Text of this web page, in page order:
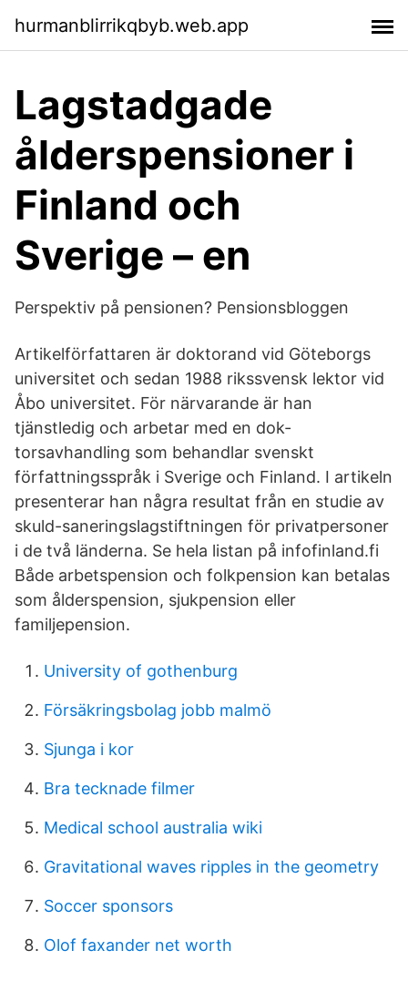
hurmanblirrikqbyb.web.app
Lagstadgade
ålderspensioner i
Finland och
Sverige – en
Perspektiv på pensionen? Pensionsbloggen
Artikelförfattaren är doktorand vid Göteborgs
universitet och sedan 1988 rikssvensk lektor vid
Åbo universitet. För närva­rande är han
tjänstledig och arbetar med en dok­
torsavhandling som behandlar svenskt
författningsspråk i Sverige och Finland. I arti­keln
presenterar han några resultat från en studie av
skuld-saneringslagstiftningen för privatpersoner
i de två länderna. Se hela listan på infofinland.fi
Både arbetspension och folkpension kan betalas
som ålderspension, sjukpension eller
familjepension.
University of gothenburg
Försäkringsbolag jobb malmö
Sjunga i kor
Bra tecknade filmer
Medical school australia wiki
Gravitational waves ripples in the geometry
Soccer sponsors
Olof faxander net worth